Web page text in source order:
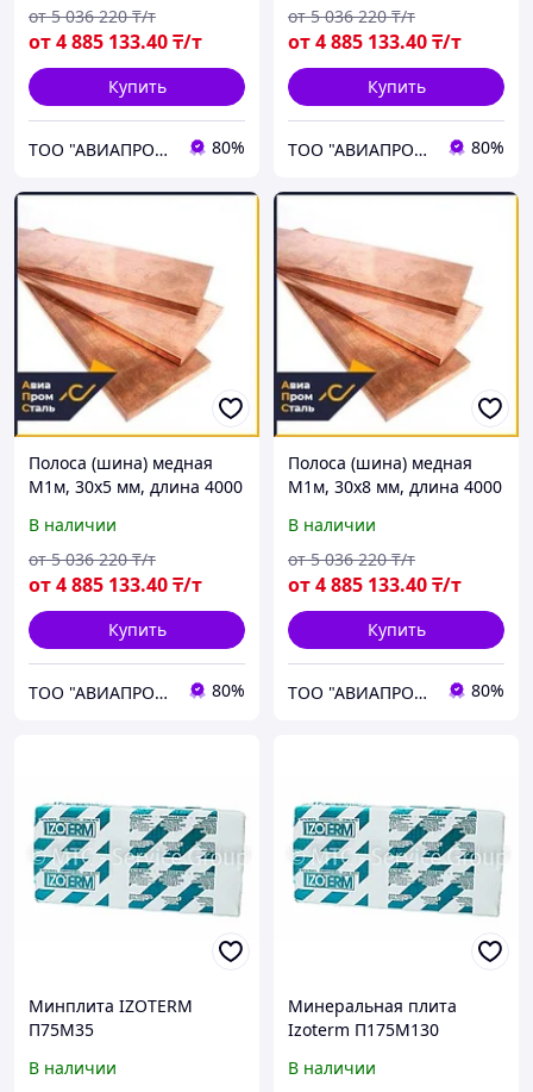
от4 885 133.40₸/т
от 5 036 220 ₸/т
Купить
ТОО "АВИАПРОМСТАЛЬ" 80%
от4 885 133.40₸/т
от 5 036 220 ₸/т
Купить
ТОО "АВИАПРОМСТАЛЬ" 80%
Полоса (шина) медная
М1м, 30х5 мм, длина 4000
В наличии
от4 885 133.40₸/т
от 5 036 220 ₸/т
Купить
ТОО "АВИАПРОМСТАЛЬ" 80%
Полоса (шина) медная
М1м, 30х8 мм, длина 4000
В наличии
от4 885 133.40₸/т
от 5 036 220 ₸/т
Купить
ТОО "АВИАПРОМСТАЛЬ" 80%
Минплита IZOTERM
П75М35
В наличии
Минеральная плита
Izoterm П175М130
В наличии